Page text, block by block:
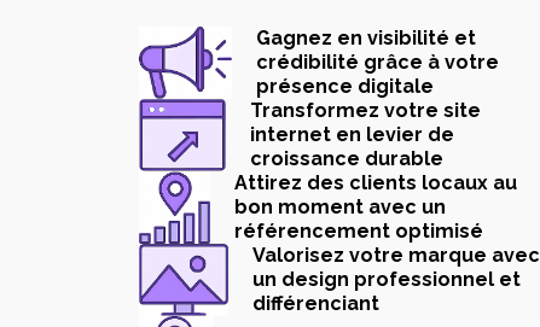
Gagnez en visibilité et
crédibilité grâce à votre
présence digitale
Transformez votre site
internet en levier de
croissance durable
Attirez des clients locaux au
bon moment avec un
référencement optimisé
Valorisez votre marque avec
un design professionnel et
différenciant